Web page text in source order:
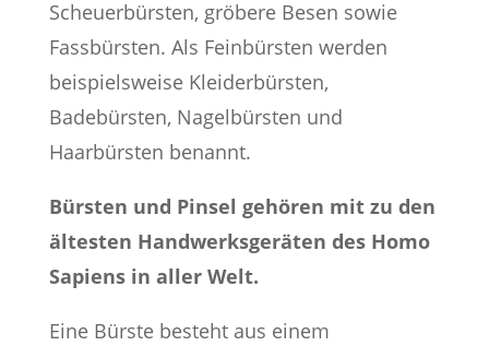
Scheuerbürsten, gröbere Besen sowie
Fassbürsten. Als Feinbürsten werden
beispielsweise Kleiderbürsten,
Badebürsten, Nagelbürsten und
Haarbürsten benannt.
Bürsten und Pinsel gehören mit zu den
ältesten Handwerksgeräten des Homo
Sapiens in aller Welt.
Eine Bürste besteht aus einem